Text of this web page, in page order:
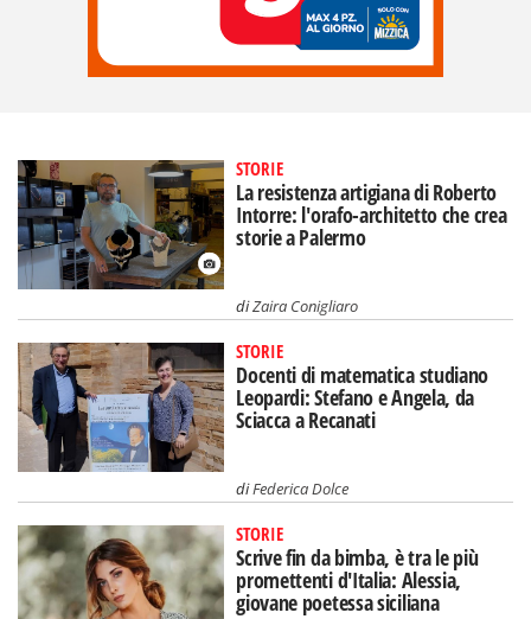
STORIE
La resistenza artigiana di Roberto
Intorre: l'orafo-architetto che crea
storie a Palermo
diZaira Conigliaro
STORIE
Docenti di matematica studiano
Leopardi: Stefano e Angela, da
Sciacca a Recanati
diFederica Dolce
STORIE
Scrive fin da bimba, è tra le più
promettenti d'Italia: Alessia,
giovane poetessa siciliana